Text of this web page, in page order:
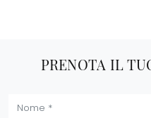
PRENOTA IL